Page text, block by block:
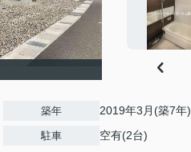
築年 2019年3月(築7年)
駐車 空有(2台)